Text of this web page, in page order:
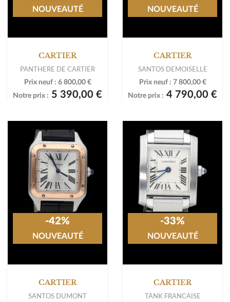
CARTIER
PANTHERE DE CARTIER
Prix neuf : 6 800,00 €
Notre prix : 5 390,00 €
NOUVEAUTÉ
CARTIER
SANTOS DEMOISELLE
Prix neuf : 7 800,00 €
Notre prix : 4 790,00 €
NOUVEAUTÉ
CARTIER
SANTOS DUMONT
-42%
NOUVEAUTÉ
CARTIER
TANK FRANCAISE
-33%
NOUVEAUTÉ